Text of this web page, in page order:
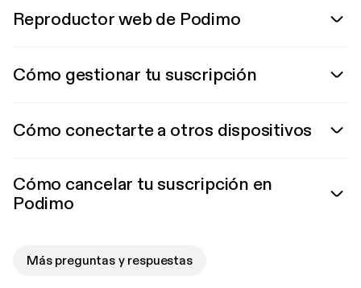
Reproductor web de Podimo
Cómo gestionar tu suscripción
Cómo conectarte a otros dispositivos
Cómo cancelar tu suscripción en
Podimo
Más preguntas y respuestas